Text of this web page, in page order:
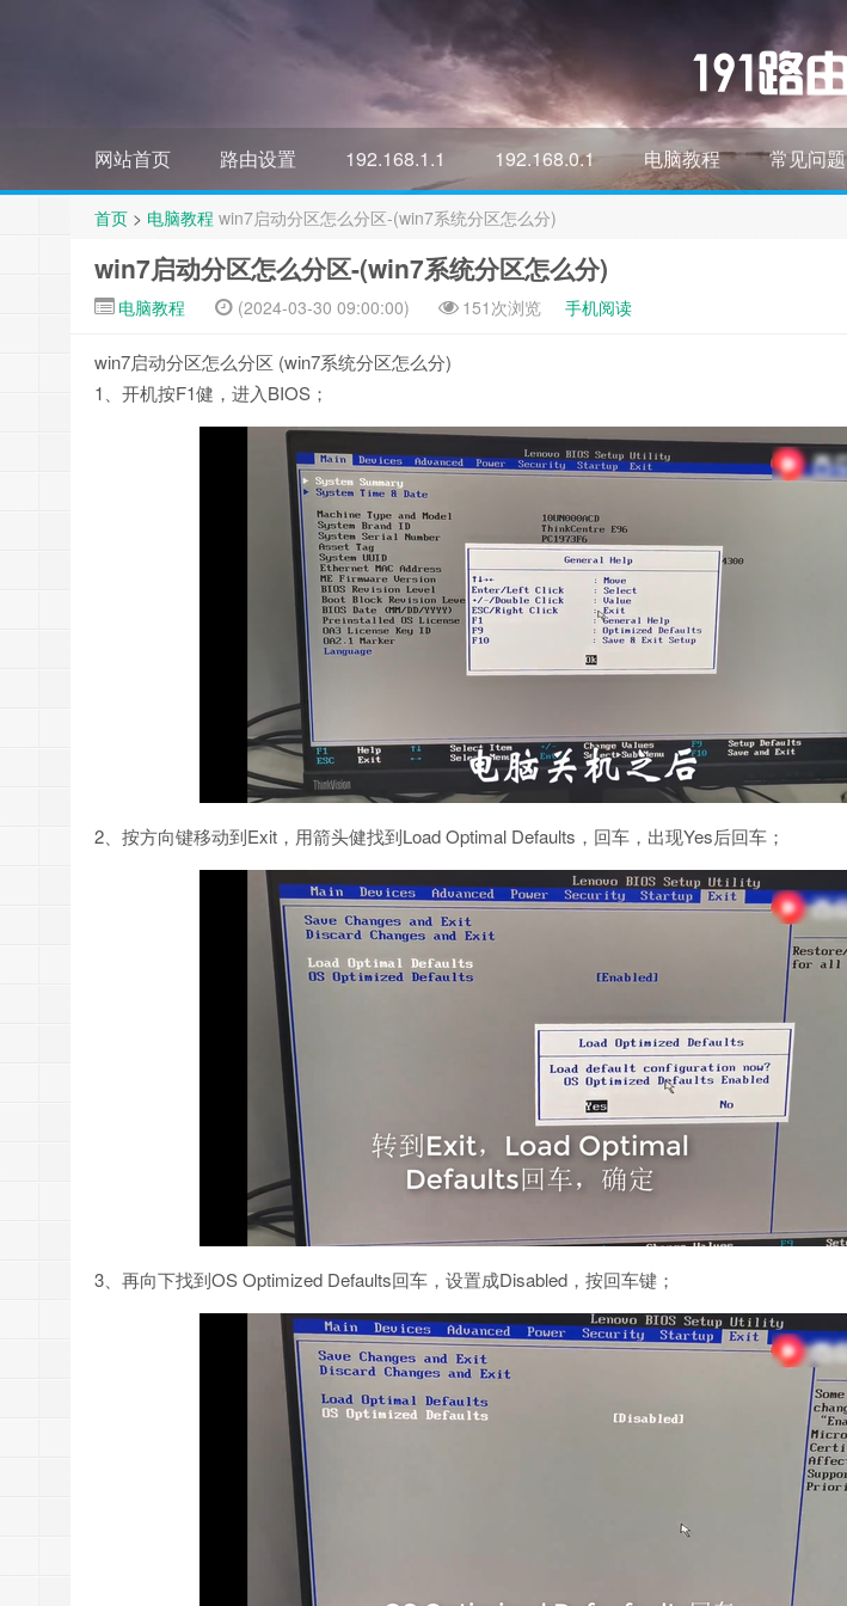
网站首页 路由设置 192.168.1.1 192.168.0.1 电脑教程 常见问题
首页 > 电脑教程 win7启动分区怎么分区-(win7系统分区怎么分)
win7启动分区怎么分区-(win7系统分区怎么分)
电脑教程 (2024-03-30 09:00:00) 151次浏览 手机阅读
win7启动分区怎么分区 (win7系统分区怎么分)
1、开机按F1健，进入BIOS；
2、按方向键移动到Exit，用箭头健找到Load Optimal Defaults，回车，出现Yes后回车；
3、再向下找到OS Optimized Defaults回车，设置成Disabled，按回车键；